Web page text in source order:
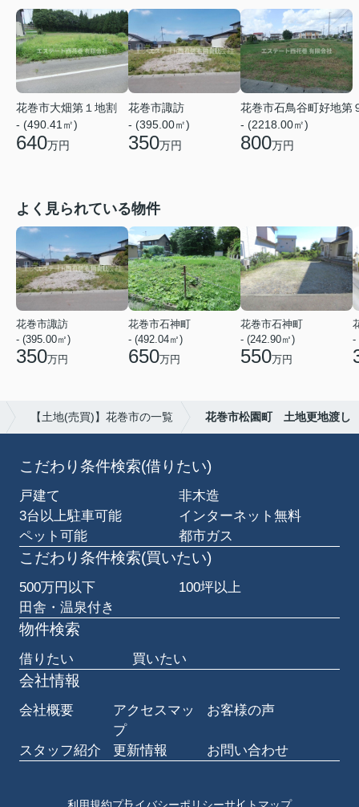
花巻市大畑第１地割
- (490.41㎡)
640万円
花巻市諏訪
- (395.00㎡)
350万円
花巻市石鳥谷町好地第
- (2218.00㎡)
800万円
よく見られている物件
花巻市諏訪
- (395.00㎡)
350万円
花巻市石神町
- (492.04㎡)
650万円
花巻市石神町
- (242.90㎡)
550万円
-
【土地(売買)】花巻市の一覧 花巻市松園町 土地更地渡し
こだわり条件検索(借りたい)
戸建て
非木造
3台以上駐車可能
インターネット無料
ペット可能
都市ガス
こだわり条件検索(買いたい)
500万円以下
100坪以上
田舎・温泉付き
物件検索
借りたい 買いたい
会社情報
会社概要
アクセスマッ
プ
お客様の声
スタッフ紹介 更新情報 お問い合わせ